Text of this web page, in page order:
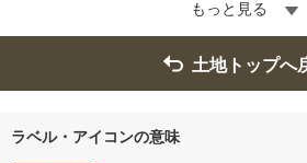
もっと見る
土地トップへ
ラベル・アイコンの意味